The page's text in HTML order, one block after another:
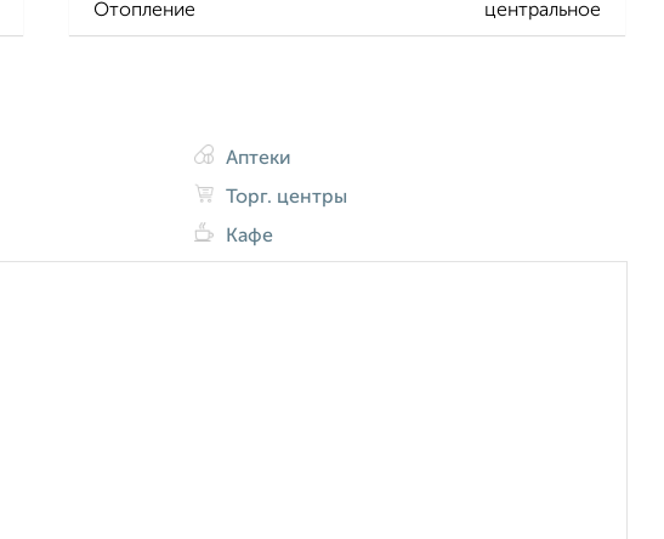
Отопление центральное
Аптеки
Торг. центры
Кафе